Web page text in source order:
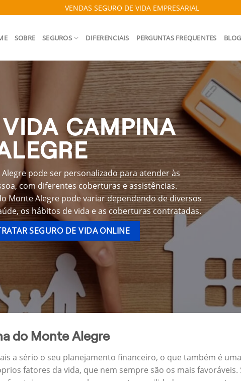
VENDAS SEGURO DE VIDA EMPRESARIAL
SOBRE SEGUROS DIFERENCIAIS PERGUNTAS FREQUENTES BLOG
CAMPINA
pode ser personalizado para atender às
com diferentes coberturas e assistências.
Monte Alegre pode variar dependendo de diversos
os hábitos de vida e as coberturas contratadas.
SEGURO DE VIDA ONLINE
do Monte Alegre
a sério o seu planejamento financeiro, o que também é
fatores da vida, que nem sempre são os mais favoráveis.